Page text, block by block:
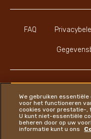
FAQ
We gebruiken
voor het functioneren
cookies voor prestatie-,
U kunt niet-essentiële
beheren door op uw
informatie kunt u ons